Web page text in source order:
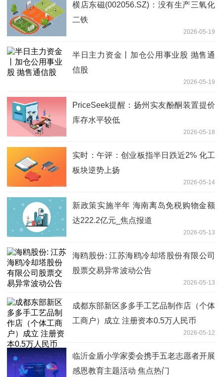
横店东磁(002056.SZ)：没有生产三氧化
二铁
2026-05-19
半日主力资金丨加仓公用事业股 抛售通
信股
2026-05-19
PriceSeek提醒：扬州实友酚酮装置提价
库存水平较低
2026-05-18
实时：午评：创业板指半日跌近2% 化工
板块逆势上扬
2026-05-14
新政策实施半年 海南离岛免税购物金额
达222.2亿元_焦点报道
2026-05-13
海鸥股份: 江苏海鸥冷却塔股份有限公司
股票交易异常波动公告
2026-05-13
成都东部新区多多手工艺品制作店（个体
工商户）成立 注册资本0.5万人民币
2026-05-12
临沂金盾小学家委会携手五老志愿者开展
感恩教育主题活动 焦点热门